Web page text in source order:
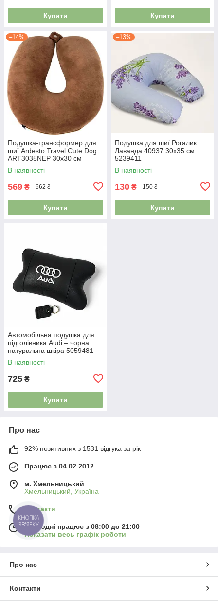
Купити Купити
–14%
Подушка-трансформер для
шиї Ardesto Travel Сute Dog
ART3035NEP 30х30 см
коричнева 5211670
В наявності
569 ₴ 662 ₴
Купити
–13%
Подушка для шиї Рогалик
Лаванда 40937 30х35 см
5239411
В наявності
130 ₴ 150 ₴
Купити
Автомобільна подушка для
підголівника Audi – чорна
натуральна шкіра 5059481
В наявності
725 ₴
Купити
Про нас
92% позитивних з 1531 відгука за рік
Працює з 04.02.2012
м. Хмельницький
Хмельницький, Україна
Контакти
Сьогодні працює з 08:00 до 21:00
Показати весь графік роботи
Про нас
Контакти
КНОПКА
ЗВ'ЯЗКУ